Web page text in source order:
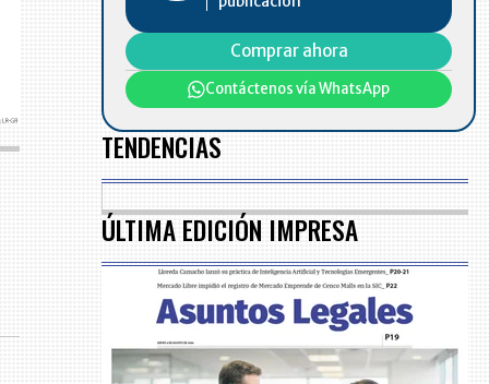
Comprar ahora
Contáctenos vía WhatsApp
TENDENCIAS
ÚLTIMA EDICIÓN IMPRESA